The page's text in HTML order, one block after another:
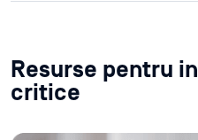
Resurse pentru
critice